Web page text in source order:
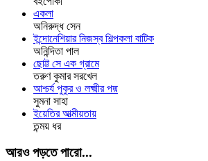
একলা
অনিরুদ্ধ সেন
ইন্দোনেশিয়ার নিজস্ব শিল্পকলা বাটিক
অনিন্দিতা পাল
ছোট্ট সে এক গ্রামে
তরুণ কুমার সরখেল
আশ্চর্য পুকুর ও লক্ষ্মীর পদ্ম
সুমনা সাহা
ইয়েতির আত্মীয়তায়
তন্ময় ধর
আরও পড়তে পারো...